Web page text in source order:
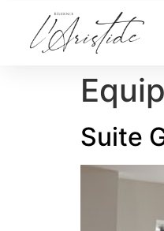
Suite